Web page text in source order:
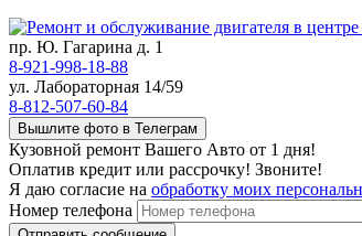
пр. Ю. Гагарина д. 1
8-921-998-18-88
ул. Лабораторная 14/59
8-812-507-60-84
Вышлите фото в Телеграм
Кузовной ремонт Вашего Авто от 1 дня!
Оплатив кредит или рассрочку! Звоните!
Я даю согласие на обработку моих
Номер телефона